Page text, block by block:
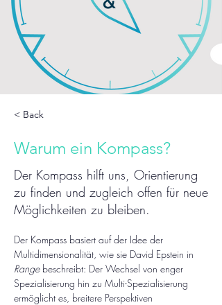
< Back
Warum ein Kompass?
Der Kompass hilft uns, Orientierung
zu finden und zugleich offen für neue
Möglichkeiten zu bleiben.
Der Kompass basiert auf der Idee der
Multidimensionalität, wie sie David Epstein in
Range beschreibt: Der Wechsel von enger
Spezialisierung hin zu Multi-Spezialisierung
ermöglicht es, breitere Perspektiven